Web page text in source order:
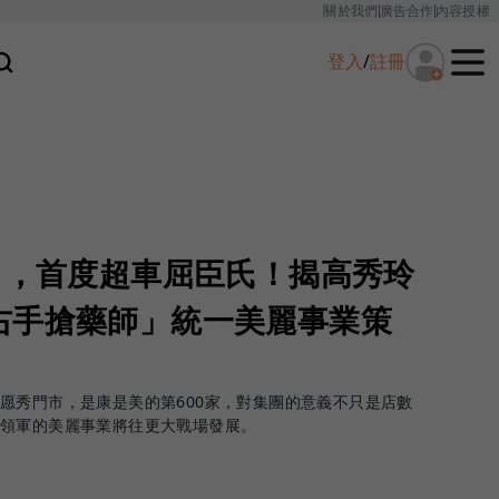
關於我們廣告合作內容授權
登入/註冊
首度超車屈臣氏！揭高秀玲
搶藥師」統一美麗事業策
秀門市，是康是美的第600家，對集團的意義不只是店數
軍的美麗事業將往更大戰場發展。